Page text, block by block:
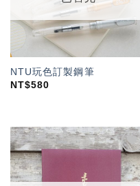
NTU玩色訂製鋼筆
NT$580
加入
「願
望輕